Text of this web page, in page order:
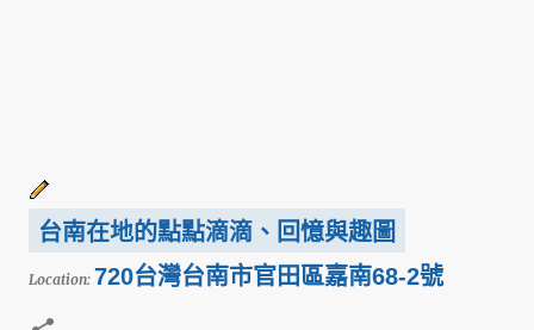
台南在地的點點滴滴、回憶與趣圖
Location: 720台灣台南市官田區嘉南68-2號